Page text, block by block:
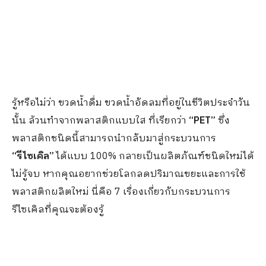
รู้หรือไม่ว่า ขวดน้ำดื่ม ขวดน้ำอัดลมที่อยู่ในชีวิตประจำวัน
นั้น ล้วนทำจากพลาสติกแบบใส ที่เรียกว่า “PET”ซึ่ง
พลาสติกชนิดนี้สามารถนำกลับมาสู่กระบวนการ
“รีไซเคิล”ได้แบบ 100% กลายเป็นผลิตภัณฑ์ชนิดใหม่ได้
ไม่รู้จบ หากคุณอยากช่วยโลกลดปริมาณขยะและการใช้
พลาสติกผลิตใหม่ นี่คือ 7 เรื่องเกี่ยวกับกระบวนการ
รีไซเคิลที่คุณจะต้องรู้